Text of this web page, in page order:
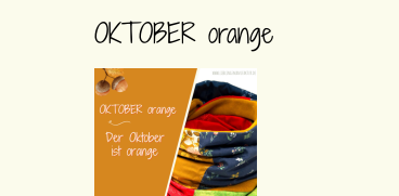
OKTOBER orange